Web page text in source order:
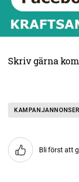
Skriv gärna
KAMPANJANNONSER
Bli först att